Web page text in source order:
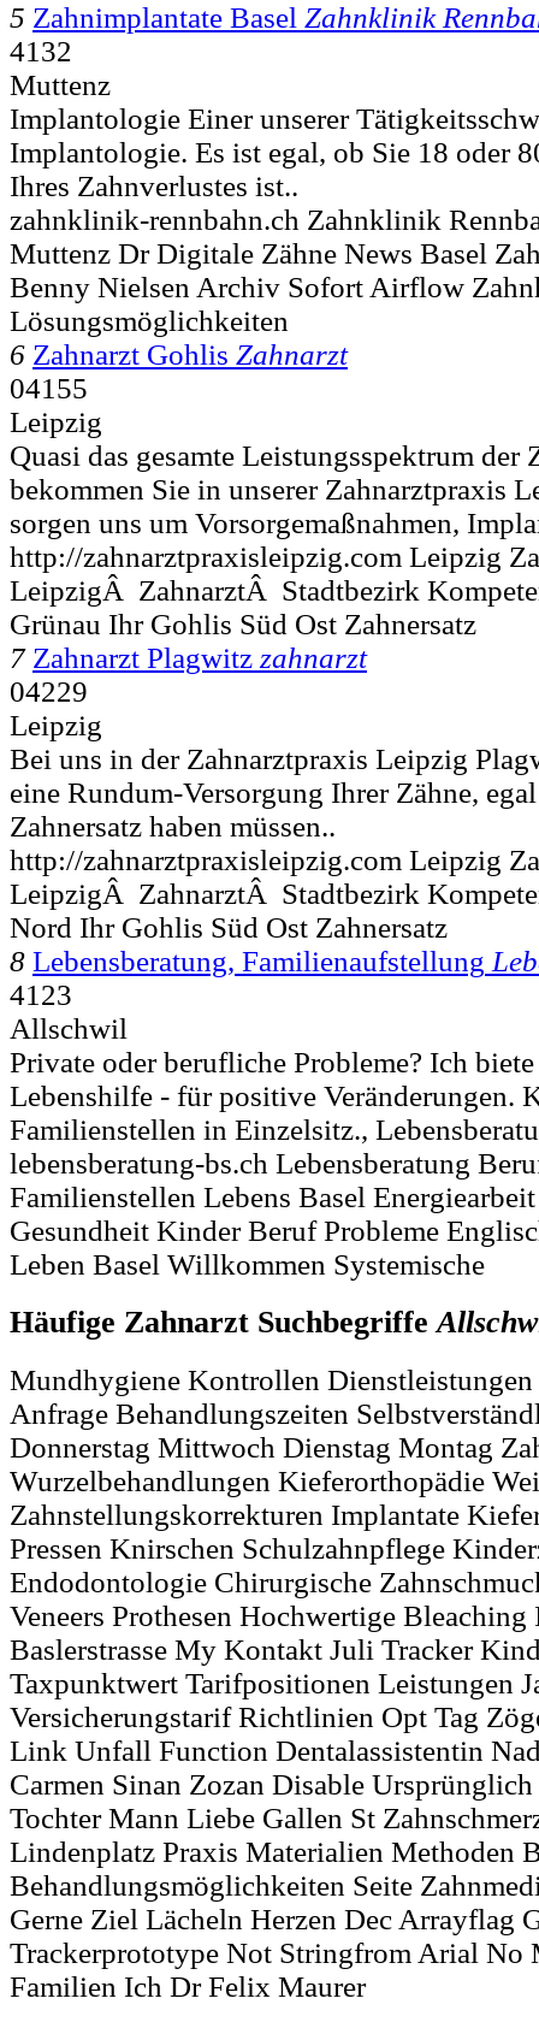
5 Zahnimplantate Basel Zahnklinik
4132
Muttenz
Implantologie Einer unserer
Implantologie. Es ist egal, ob Sie 18 oder
Ihres Zahnverlustes ist..
zahnklinik-rennbahn.ch Zahnklinik
Muttenz Dr Digitale Zähne News Basel
Benny Nielsen Archiv Sofort Airflow
Lösungsmöglichkeiten
6 Zahnarzt Gohlis Zahnarzt
04155
Leipzig
Quasi das gesamte Leistungsspektrum der
bekommen Sie in unserer Zahnarztpraxis
sorgen uns um Vorsorgemaßnahmen,
http://zahnarztpraxisleipzig.com Leipzig
LeipzigÂ ZahnarztÂ Stadtbezirk
Grünau Ihr Gohlis Süd Ost Zahnersatz
7 Zahnarzt Plagwitz zahnarzt
04229
Leipzig
Bei uns in der Zahnarztpraxis Leipzig
eine Rundum-Versorgung Ihrer Zähne,
Zahnersatz haben müssen..
http://zahnarztpraxisleipzig.com Leipzig
LeipzigÂ ZahnarztÂ Stadtbezirk
Nord Ihr Gohlis Süd Ost Zahnersatz
8 Lebensberatung, Familienaufstellung
4123
Allschwil
Private oder berufliche Probleme? Ich
Lebenshilfe - für positive Veränderungen.
Familienstellen in Einzelsitz.,
lebensberatung-bs.ch Lebensberatung
Familienstellen Lebens Basel
Gesundheit Kinder Beruf Probleme
Leben Basel Willkommen Systemische
Häufige Zahnarzt Suchbegriffe
Mundhygiene Kontrollen
Anfrage Behandlungszeiten
Donnerstag Mittwoch Dienstag Montag
Wurzelbehandlungen Kieferorthopädie
Zahnstellungskorrekturen Implantate
Pressen Knirschen Schulzahnpflege
Endodontologie Chirurgische
Veneers Prothesen Hochwertige
Baslerstrasse My Kontakt Juli Tracker
Taxpunktwert Tarifpositionen Leistungen
Versicherungstarif Richtlinien Opt Tag
Link Unfall Function Dentalassistentin
Carmen Sinan Zozan Disable
Tochter Mann Liebe Gallen St
Lindenplatz Praxis Materialien Methoden
Behandlungsmöglichkeiten Seite
Gerne Ziel Lächeln Herzen Dec Arrayflag
Trackerprototype Not Stringfrom Arial No
Familien Ich Dr Felix Maurer